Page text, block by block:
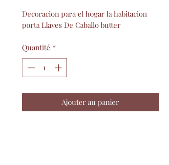
Decoracion para el hogar la habitacion
porta Llaves De Caballo butter
Quantité *
Ajouter au panier